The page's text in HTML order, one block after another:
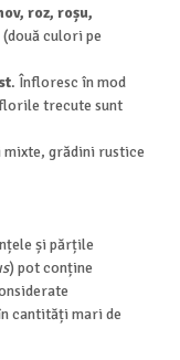
roz, roșu,
(două culori pe
. Înfloresc în mod
trecute sunt
grădini rustice
și părțile
) pot conține
cantități mari de